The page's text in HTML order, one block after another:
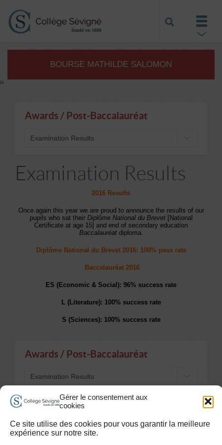
Gérer le consentement aux
cookies
Ce site utilise des cookies pour vous garantir la meilleure
expérience sur notre site.
BOURSE MATHILDE SALOMON
là
Awards / Post-Baccalauréat
Examination Results
Examination Results
2016 Results
Once again this year we are proud to announce the results of our
pupils who sat their Diplôme National du Brevet[National
Certificate at age 15] and end of secondary education
Baccalauréatdiploma.
Diplôme National du Brevet 2016: 100% pass rate
Baccalauréat 2016
ES (Economic & Social): 96% success rate
L (Literature): 100% success rate
S (Sciences): 100% success rate
Awards / Post-Baccalauréat
Examination Results
Accessibilité handicap
Mentions légales et Conditions d’Utilisation